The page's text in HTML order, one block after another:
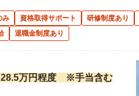
み 資格取得サポート 研修制度あり
退職金制度あり
28.5万円程度 ※手当含む